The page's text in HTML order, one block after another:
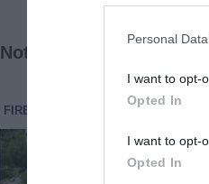
Personal
I want to opt-
Opted In
I want to opt-
Opted In
Notizie correlate
FIRENZE
In Fi-Pi-
a